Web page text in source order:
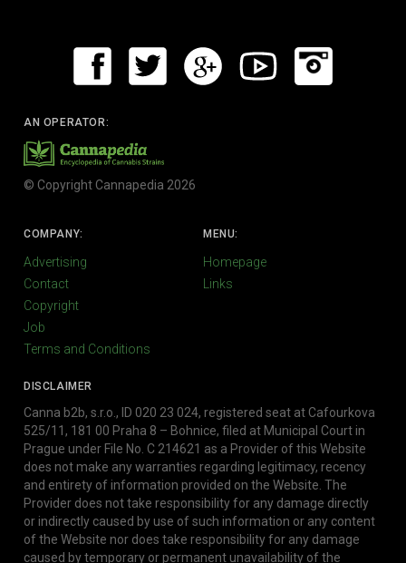
AN OPERATOR:
© Copyright Cannapedia 2026
COMPANY:
Advertising
Contact
Copyright
Job
Terms and Conditions
MENU:
Homepage
Links
DISCLAIMER
Canna b2b, s.r.o., ID 020 23 024, registered seat at Cafourkova
525/11, 181 00 Praha 8 – Bohnice, filed at Municipal Court in
Prague under File No. C 214621 as a Provider of this Website
does not make any warranties regarding legitimacy, recency
and entirety of information provided on the Website. The
Provider does not take responsibility for any damage directly
or indirectly caused by use of such information or any content
of the Website nor does take responsibility for any damage
caused by temporary or permanent unavailability of the